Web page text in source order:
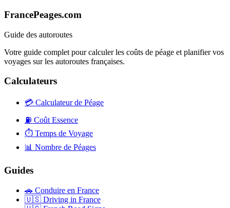
FrancePeages.com
Guide des autoroutes
Votre guide complet pour calculer les coûts de péage et planifier vos
voyages sur les autoroutes françaises.
Calculateurs
💳 Calculateur de Péage
⛽ Coût Essence
⏱️ Temps de Voyage
📊 Nombre de Péages
Guides
🚗 Conduire en France
🇺🇸 Driving in France